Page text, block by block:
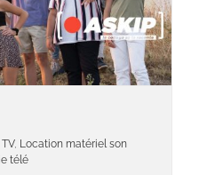
, Location matériel son
télé